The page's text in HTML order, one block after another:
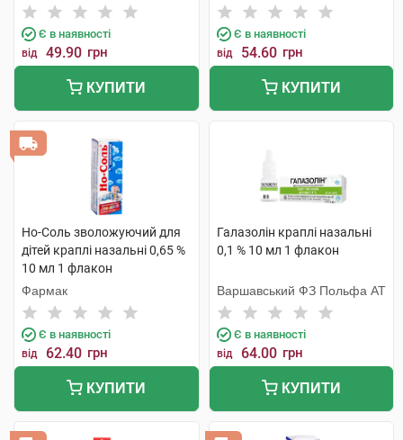
Є в наявності
від 49.90 грн
КУПИТИ
Є в наявності
від 54.60 грн
КУПИТИ
Но-Соль зволожуючий для
дітей краплі назальні 0,65 %
10 мл 1 флакон
Фармак
Є в наявності
від 62.40 грн
КУПИТИ
Галазолін краплі назальні
0,1 % 10 мл 1 флакон
Варшавський ФЗ Польфа АТ
Є в наявності
від 64.00 грн
КУПИТИ